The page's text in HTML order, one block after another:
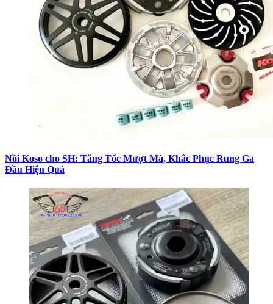
Nồi Koso cho SH: Tăng Tốc Mượt Mà, Khắc Phục Rung Ga
Đầu Hiệu Quả